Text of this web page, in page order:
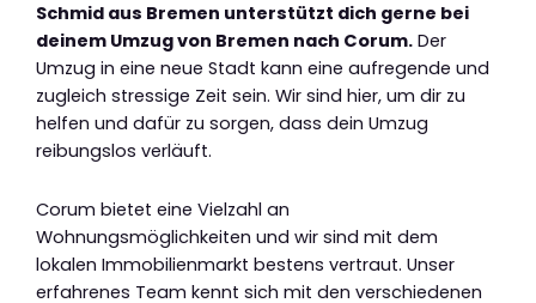
Schmid aus Bremen unterstützt dich gerne bei
deinem Umzug von Bremen nach Corum. Der
Umzug in eine neue Stadt kann eine aufregende und
zugleich stressige Zeit sein. Wir sind hier, um dir zu
helfen und dafür zu sorgen, dass dein Umzug
reibungslos verläuft.
Corum bietet eine Vielzahl an
Wohnungsmöglichkeiten und wir sind mit dem
lokalen Immobilienmarkt bestens vertraut. Unser
erfahrenes Team kennt sich mit den verschiedenen